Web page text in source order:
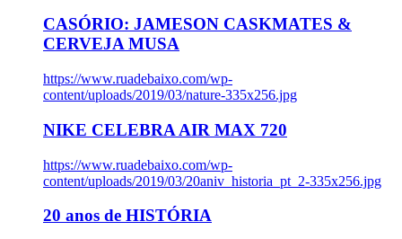
CASÓRIO: JAMESON CASKMATES &
CERVEJA MUSA
https://www.ruadebaixo.com/wp-
content/uploads/2019/03/nature-335x256.jpg
NIKE CELEBRA AIR MAX 720
https://www.ruadebaixo.com/wp-
content/uploads/2019/03/20aniv_historia_pt_2-335x256.jpg
20 anos de HISTÓRIA